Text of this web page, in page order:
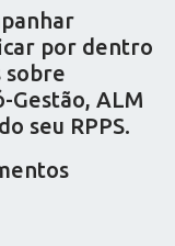
por dentro
sobre
Gestão, ALM
seu RPPS.